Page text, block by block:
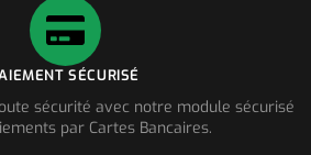
SÉCURISÉ
sécurité avec notre module sécurisé
par Cartes Bancaires.